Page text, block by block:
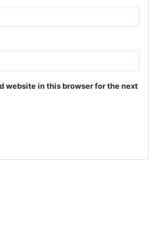
website in this browser for the next